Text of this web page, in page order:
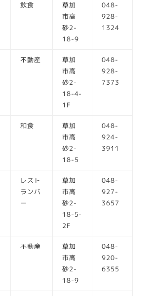
飲食
草加
市高
砂2-
18-9
048-
928-
1324
不動産
草加
市高
砂2-
18-4-
1F
048-
928-
7373
和食
草加
市高
砂2-
18-5
048-
924-
3911
レスト
ランバ
ー
草加
市高
砂2-
18-5-
2F
048-
927-
3657
不動産
草加
市高
砂2-
18-9
048-
920-
6355